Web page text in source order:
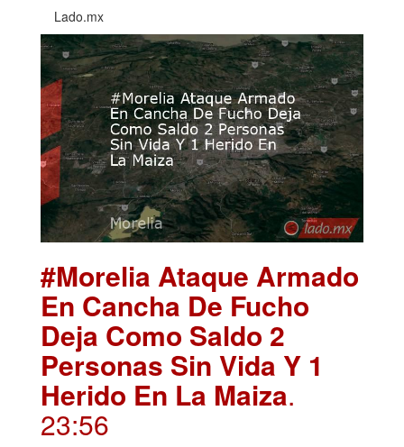
Lado.mx
#Morelia Ataque Armado
En Cancha De Fucho
Deja Como Saldo 2
Personas Sin Vida Y 1
Herido En La Maiza.
23:56